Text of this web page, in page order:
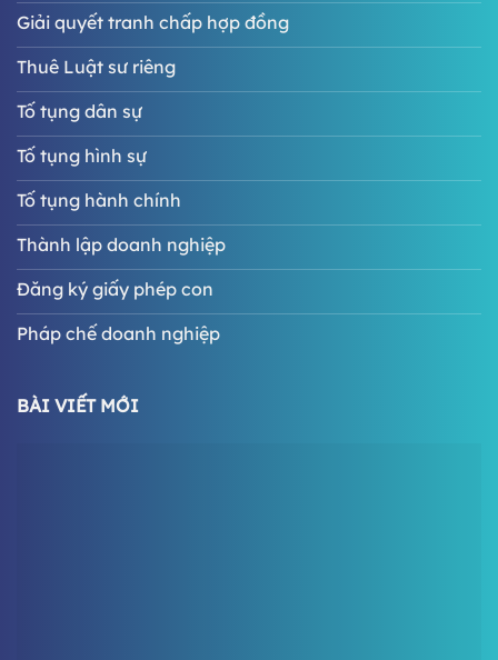
Giải quyết tranh chấp hợp đồng
Thuê Luật sư riêng
Tố tụng dân sự
Tố tụng hình sự
Tố tụng hành chính
Thành lập doanh nghiệp
Đăng ký giấy phép con
Pháp chế doanh nghiệp
BÀI VIẾT MỚI